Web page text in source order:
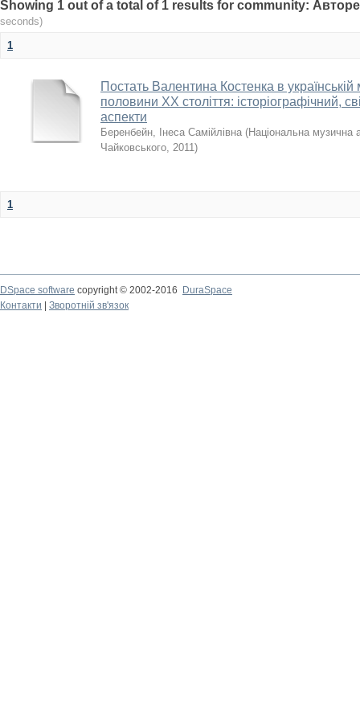
Showing 1 out of a total of 1 results for community:
seconds)
1
Постать Валентина Костенка в українській
половини XX століття: історіографічний,
аспекти
Беренбейн, Інеса Самійлівна (Національна музична
Чайковського, 2011)
1
DSpace software copyright © 2002-2016
DuraSpace
Контакти
Зворотній зв'язок